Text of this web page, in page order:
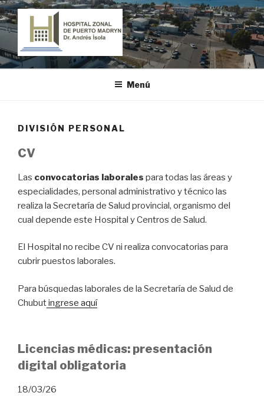
Ir
al
contenido
HOSPITAL ZONAL DE PUERTO
"Dr. Andrés Ísola"
Menú
DIVISIÓN PERSONAL
CV
Las convocatorias laborales para todas las áreas y
especialidades, personal administrativo y técnico las
realiza la Secretaría de Salud provincial, organismo del
cual depende este Hospital y Centros de Salud.
El Hospital no recibe CV ni realiza convocatorias para
cubrir puestos laborales.
Para búsquedas laborales de la Secretaría de Salud de
Chubutingrese aquí
Licencias médicas: presentación
digital obligatoria
18/03/26